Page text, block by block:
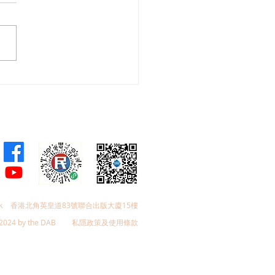
香港北角英皇道83號聯合出版大廈15樓
by the DAB
私隱政策及使用條款